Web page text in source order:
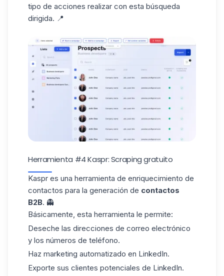
tipo de acciones realizar con esta búsqueda
dirigida. 📍
Herramienta #4 Kaspr: Scraping gratuito
Kaspr es una herramienta de enriquecimiento de
contactos para la generación de contactos
B2B. 👻
Básicamente, esta herramienta le permite:
Deseche las direcciones de correo electrónico
y los números de teléfono.
Haz marketing automatizado en LinkedIn.
Exporte sus clientes potenciales de LinkedIn.